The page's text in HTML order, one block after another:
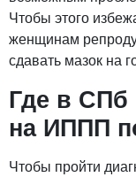
Чтобы этого
женщинам
сдавать мазок на
Где в СПб
на ИППП
Чтобы пройти